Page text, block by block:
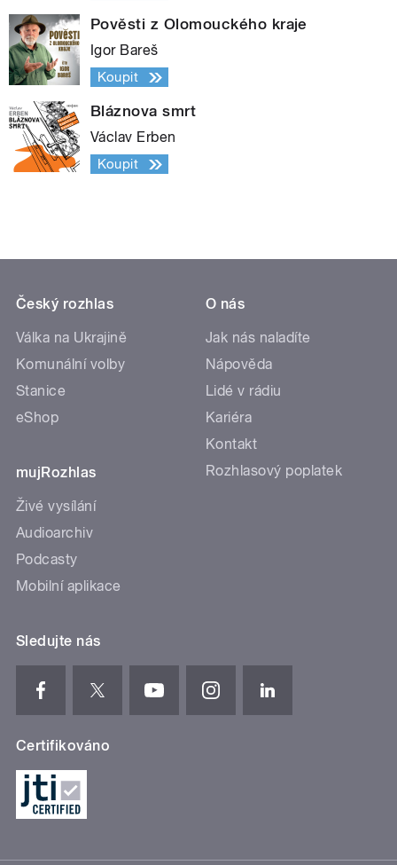
Pověsti z Olomouckého kraje
Igor Bareš
Koupit
Bláznova smrt
Václav Erben
Koupit
Český rozhlas
Válka na Ukrajině
Komunální volby
Stanice
eShop
mujRozhlas
Živé vysílání
Audioarchiv
Podcasty
Mobilní aplikace
O nás
Jak nás naladíte
Nápověda
Lidé v rádiu
Kariéra
Kontakt
Rozhlasový poplatek
Sledujte nás
Certifikováno